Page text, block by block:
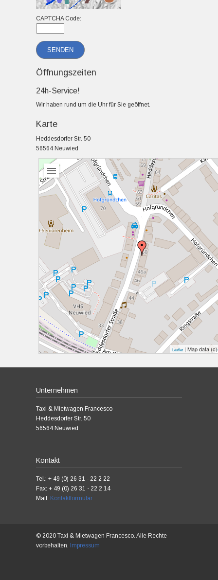
CAPTCHA Code:
Öffnungszeiten
24h-Service!
Wir haben rund um die Uhr für Sie geöffnet.
Karte
Heddesdorfer Str. 50
56564 Neuwied
Leaflet | Map data (c)
Unternehmen
Taxi & Mietwagen Francesco
Heddesdorfer Str. 50
56564 Neuwied
Kontakt
Tel.: + 49 (0) 26 31 - 22 2 22
Fax: + 49 (0) 26 31 - 22 2 14
Mail: Kontaktformular
© 2020 Taxi & Mietwagen Francesco. Alle Rechte
vorbehalten. Impressum